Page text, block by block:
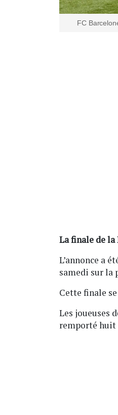
FC
La finale de la
L’annonce a
samedi sur la
Cette finale
Les joueuses
remporté huit